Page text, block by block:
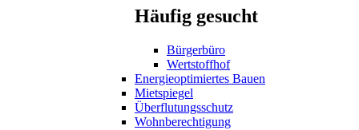
Häufig gesucht
Bürgerbüro
Wertstoffhof
Energieoptimiertes Bauen
Mietspiegel
Überflutungsschutz
Wohnberechtigung